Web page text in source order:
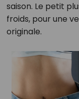
saison. Le petit
froids, pour une
originale.